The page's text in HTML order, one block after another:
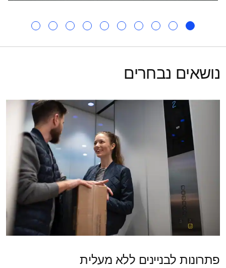
נושאים נבחרים
פתרונות לבניינים ללא מעלית